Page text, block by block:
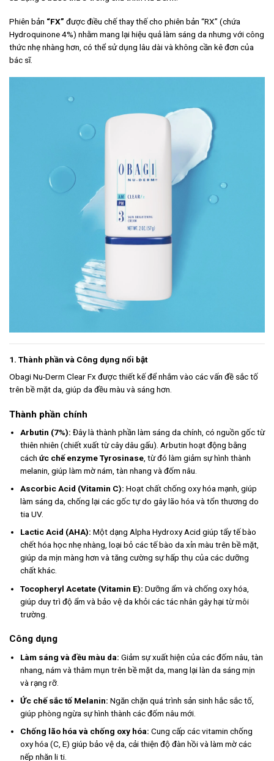
Phiên bản “FX” được điều chế thay thế cho phiên bản “RX” (chứa
Hydroquinone 4%) nhằm mang lại hiệu quả làm sáng da nhưng với công
thức nhẹ nhàng hơn, có thể sử dụng lâu dài và không cần kê đơn của
bác sĩ.
1. Thành phần và Công dụng nổi bật
Obagi Nu-Derm Clear Fx được thiết kế để nhắm vào các vấn đề sắc tố
trên bề mặt da, giúp da đều màu và sáng hơn.
Thành phần chính
Arbutin (7%): Đây là thành phần làm sáng da chính, có nguồn gốc từ
thiên nhiên (chiết xuất từ cây dâu gấu). Arbutin hoạt động bằng
cách ức chế enzyme Tyrosinase, từ đó làm giảm sự hình thành
melanin, giúp làm mờ nám, tàn nhang và đốm nâu.
Ascorbic Acid (Vitamin C): Hoạt chất chống oxy hóa mạnh, giúp
làm sáng da, chống lại các gốc tự do gây lão hóa và tổn thương do
tia UV.
Lactic Acid (AHA): Một dạng Alpha Hydroxy Acid giúp tẩy tế bào
chết hóa học nhẹ nhàng, loại bỏ các tế bào da xỉn màu trên bề mặt,
giúp da mịn màng hơn và tăng cường sự hấp thụ của các dưỡng
chất khác.
Tocopheryl Acetate (Vitamin E): Dưỡng ẩm và chống oxy hóa,
giúp duy trì độ ẩm và bảo vệ da khỏi các tác nhân gây hại từ môi
trường.
Công dụng
Làm sáng và đều màu da: Giảm sự xuất hiện của các đốm nâu, tàn
nhang, nám và thâm mụn trên bề mặt da, mang lại làn da sáng mịn
và rạng rỡ.
Ức chế sắc tố Melanin: Ngăn chặn quá trình sản sinh hắc sắc tố,
giúp phòng ngừa sự hình thành các đốm nâu mới.
Chống lão hóa và chống oxy hóa: Cung cấp các vitamin chống
oxy hóa (C, E) giúp bảo vệ da, cải thiện độ đàn hồi và làm mờ các
nếp nhăn li ti.